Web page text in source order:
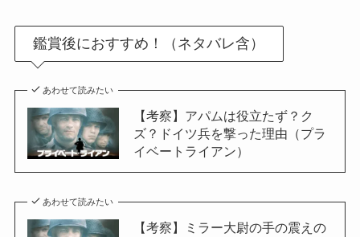
鑑賞後におすすめ！（ネタバレ含）
あわせて読みたい
【考察】アパムは役立たず？ク
ズ？ドイツ兵を撃った理由（プラ
イベートライアン）
あわせて読みたい
【考察】ミラー大尉の手の震えの